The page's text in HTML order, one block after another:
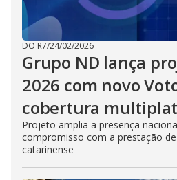
DO R7/24/02/2026
Grupo ND lança
2026 com novo
cobertura
Projeto amplia a presença
compromisso com a prestação
catarinense